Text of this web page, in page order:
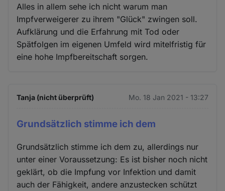
Alles in allem sehe ich nicht warum man
Impfverweigerer zu ihrem "Glück" zwingen soll.
Aufklärung und die Erfahrung mit Tod oder
Spätfolgen im eigenen Umfeld wird mitelfristig für
eine hohe Impfbereitschaft sorgen.
Tanja (nicht überprüft) Mo. 18 Jan 2021 - 13:27
Grundsätzlich stimme ich dem
Grundsätzlich stimme ich dem zu, allerdings nur
unter einer Voraussetzung: Es ist bisher noch nicht
geklärt, ob die Impfung vor Infektion und damit
auch der Fähigkeit, andere anzustecken schützt